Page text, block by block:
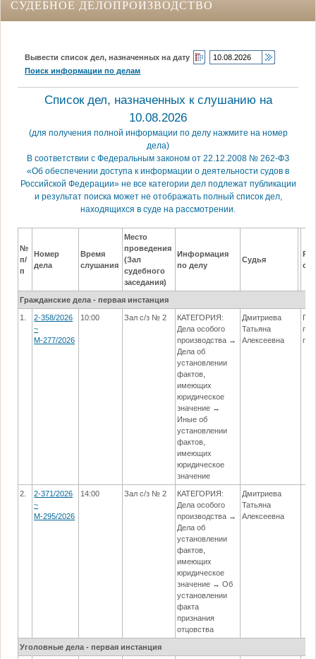
СУДЕБНОЕ ДЕЛОПРОИЗВОДСТВО
Вывести список дел, назначенных на дату
Поиск информации по делам
Список дел, назначенных к слушанию на
10.08.2026
(для получения полной информации по делу нажмите на номер
дела)
В соответствии с Федеральным законом от 22.12.2008 № 262-ФЗ
«Об обеспечении доступа к информации о деятельности судов в
Российской Федерации» не все категории дел подлежат публикации
и результат поиска может не отображать полный список дел,
находящихся в суде на рассмотрении.
№
п/
п
Номер
дела
Время
слушания
Место
проведения
(Зал
судебного
заседания)
Информация
по делу
Судья
Гражданские дела - первая инстанция
1.
2-358/2026
~
М-277/2026
10:00 Зал с/з № 2
КАТЕГОРИЯ:
Дела особого
производства →
Дела об
установлении
фактов,
имеющих
юридическое
значение →
Иные об
установлении
фактов,
имеющих
юридическое
значение
Дмитриева
Татьяна
Алексеевна
по
2.
2-371/2026
~
М-295/2026
14:00 Зал с/з № 2
КАТЕГОРИЯ:
Дела особого
производства →
Дела об
установлении
фактов,
имеющих
юридическое
значение → Об
установлении
факта
признания
отцовства
Дмитриева
Татьяна
Алексеевна
Уголовные дела - первая инстанция